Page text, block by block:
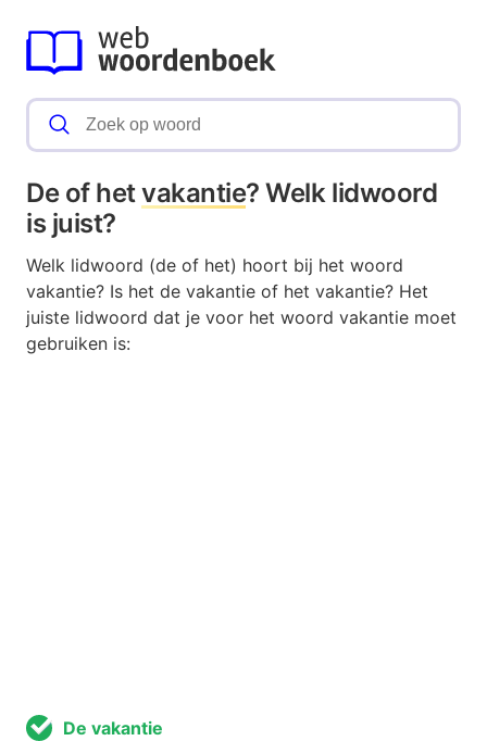
De of hetvakantie? Welk lidwoord
is juist?
Welk lidwoord (de of het) hoort bij het woord
vakantie? Is het de vakantie of het vakantie? Het
juiste lidwoord dat je voor het woord vakantie moet
gebruiken is:
De vakantie